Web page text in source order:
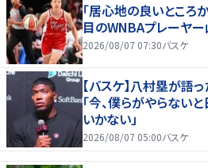
「居心地の良いとこ
目のWNBAプレーヤ
2026/08/07 07:30バスケ
【バスケ】八村塁が語
「今、僕らがやらない
いかない」
2026/08/07 05:00バスケ